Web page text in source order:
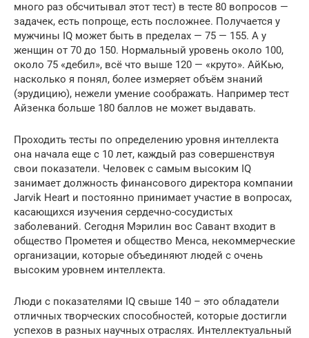
много раз обсчитывал этот тест) в тесте 80 вопросов —
задачек, есть попроще, есть посложнее. Получается у
мужчины IQ может быть в пределах — 75 — 155. А у
женщин от 70 до 150. Нормальный уровень около 100,
около 75 «дебил», всё что выше 120 — «круто». АйКью,
насколько я понял, более измеряет объём знаний
(эрудицию), нежели умение соображать. Например тест
Айзенка больше 180 баллов не может выдавать.
Проходить тесты по определению уровня интеллекта
она начала еще с 10 лет, каждый раз совершенствуя
свои показатели. Человек с самым высоким IQ
занимает должность финансового директора компании
Jarvik Heart и постоянно принимает участие в вопросах,
касающихся изучения сердечно-сосудистых
заболеваний. Сегодня Мэрилин вос Савант входит в
общество Прометея и общество Менса, некоммерческие
организации, которые объединяют людей с очень
высоким уровнем интеллекта.
Люди с показателями IQ свыше 140 – это обладатели
отличных творческих способностей, которые достигли
успехов в разных научных отраслях. Интеллектуальный